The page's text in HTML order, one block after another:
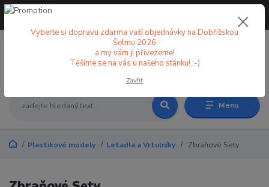
Menu
+420 773 998 582
Plastikové modely Letadla a Vrtulníky Zbraňové Sety
Vyberte si dopravu zdarma vaší objednávky na Dobříšskou
Šelmu 2026
a my vám ji přivezeme!
Těšíme se na vás u našeho stánku! :-)
Zavřít